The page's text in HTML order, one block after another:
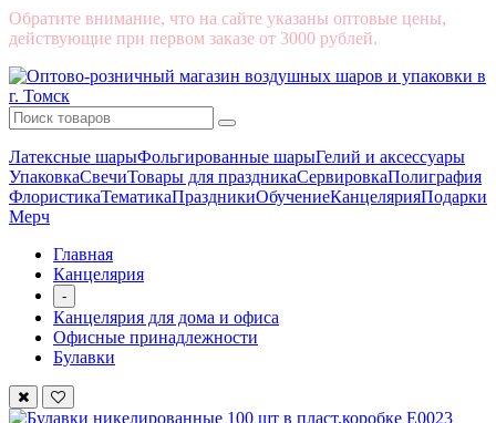
Обратите внимание, что на сайте указаны оптовые цены,
действующие при первом заказе от 3000 рублей.
Латексные шарыФольгированные шарыГелий и аксессуары
УпаковкаСвечиТовары для праздникаСервировкаПолиграфия
ФлористикаТематикаПраздникиОбучениеКанцелярияПодарки
Мерч
Главная
Канцелярия
-
Канцелярия для дома и офиса
Офисные принадлежности
Булавки